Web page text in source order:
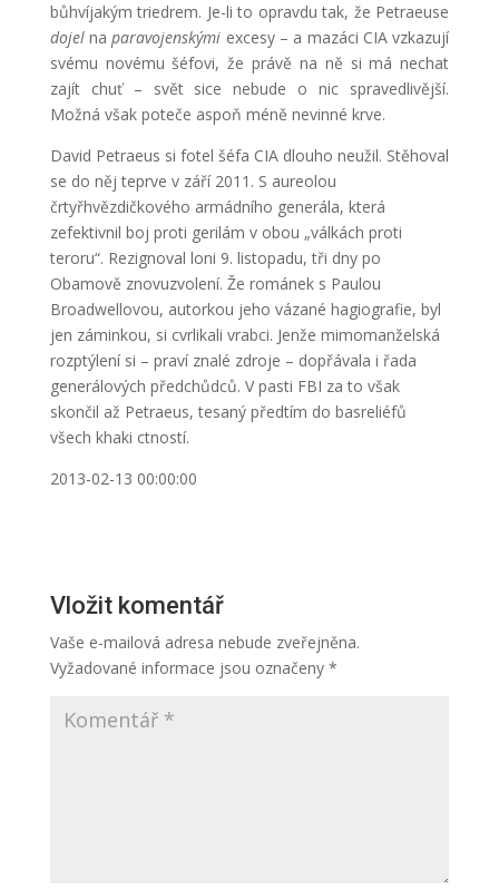
bůhvíjakým triedrem. Je-li to opravdu tak, že Petraeuse
dojelnaparavojenskými excesy – a mazáci CIA vzkazují
svému novému šéfovi, že právě na ně si má nechat
zajít chuť – svět sice nebude o nic spravedlivější.
Možná však poteče aspoň méně nevinné krve.
David Petraeus si fotel šéfa CIA dlouho neužil. Stěhoval
se do něj teprve v září 2011. S aureolou
črtyřhvězdičkového armádního generála, která
zefektivnil boj proti gerilám v obou „válkách proti
teroru“. Rezignoval loni 9. listopadu, tři dny po
Obamově znovuzvolení. Že románek s Paulou
Broadwellovou, autorkou jeho vázané hagiografie, byl
jen záminkou, si cvrlikali vrabci. Jenže mimomanželská
rozptýlení si – praví znalé zdroje – dopřávala i řada
generálových předchůdců. V pasti FBI za to však
skončil až Petraeus, tesaný předtím do basreliéfů
všech khaki ctností.
2013-02-13 00:00:00
Vložit komentář
Vaše e-mailová adresa nebude zveřejněna.
Vyžadované informace jsou označeny *